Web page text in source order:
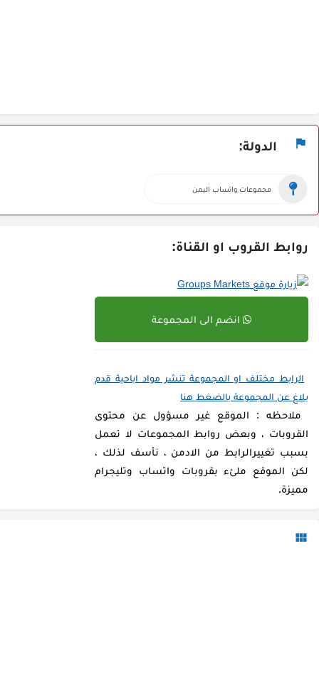
الدولة:
مجموعات واتساب اليمن
روابط القروب او القناة:
انضم الى المجموعة
الرابط مختلف او المجموعة تنشر مواد اباحية قدم
بلاغ عن المجموعة بالضغط هنا
ملاحظه : الموقع غير مسؤول عن محتوى
القروبات ، وبعض روابط المجموعات لا تعمل
بسبب تغييرالرابط من الادمن ، نأسف لذلك ،
لكن الموقع ملئء بقروبات واتساب وتليجرام
مميزة.